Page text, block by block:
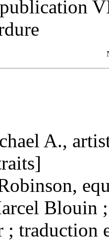
A.,
Blouin
; traduction